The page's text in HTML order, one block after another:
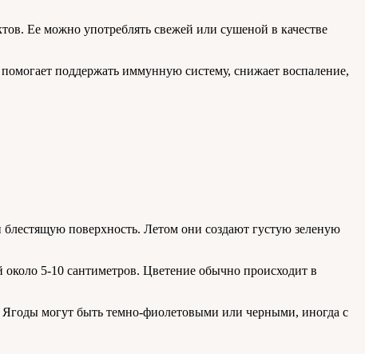
Ее можно употреблять свежей или сушеной в качестве
поддержать иммунную систему, снижает воспаление,
поверхность. Летом они создают густую зеленую
5-10 сантиметров. Цветение обычно происходит в
могут быть темно-фиолетовыми или черными, иногда с